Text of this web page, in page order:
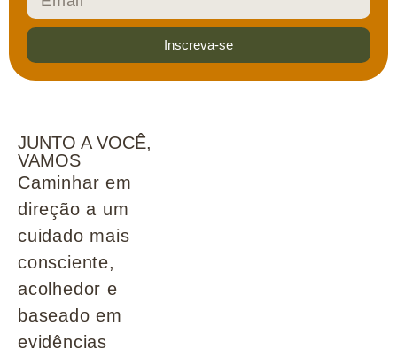
Inscreva-se
JUNTO A VOCÊ,
VAMOS
Caminhar em
direção a um
cuidado mais
consciente,
acolhedor e
baseado em
evidências